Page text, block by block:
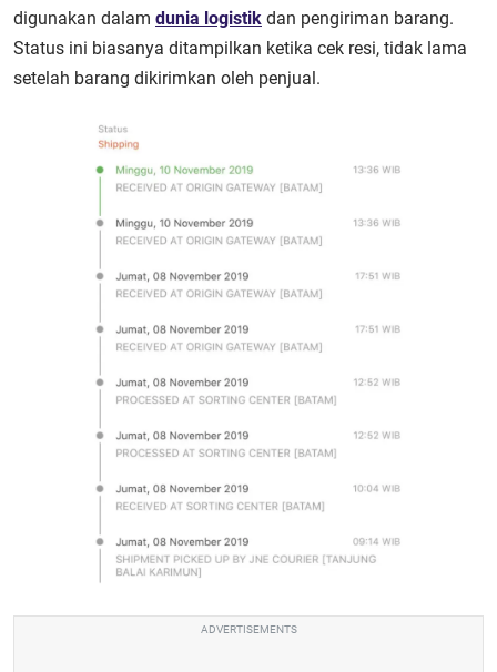
digunakan dalam dunia logistik dan pengiriman barang.
Status ini biasanya ditampilkan ketika cek resi, tidak lama
setelah barang dikirimkan oleh penjual.
ADVERTISEMENTS